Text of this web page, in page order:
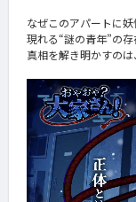
なぜこのアパートに妖
現れる“謎の青年”の存
真相を解き明かすのは